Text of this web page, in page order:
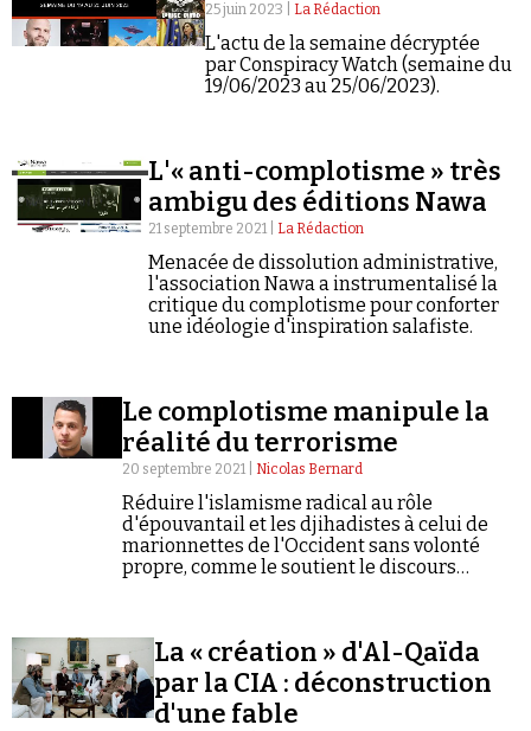
25 juin 2023 | La Rédaction
L'actu de la semaine décryptée
par Conspiracy Watch (semaine du
19/06/2023 au 25/06/2023).
L'« anti-complotisme » très
ambigu des éditions Nawa
21 septembre 2021 | La Rédaction
Menacée de dissolution administrative,
l'association Nawa a instrumentalisé la
critique du complotisme pour conforter
une idéologie d'inspiration salafiste.
Le complotisme manipule la
réalité du terrorisme
20 septembre 2021 | Nicolas Bernard
Réduire l'islamisme radical au rôle
d'épouvantail et les djihadistes à celui de
marionnettes de l'Occident sans volonté
propre, comme le soutient le discours
La « création » d'Al-Qaïda
par la CIA : déconstruction
d'une fable